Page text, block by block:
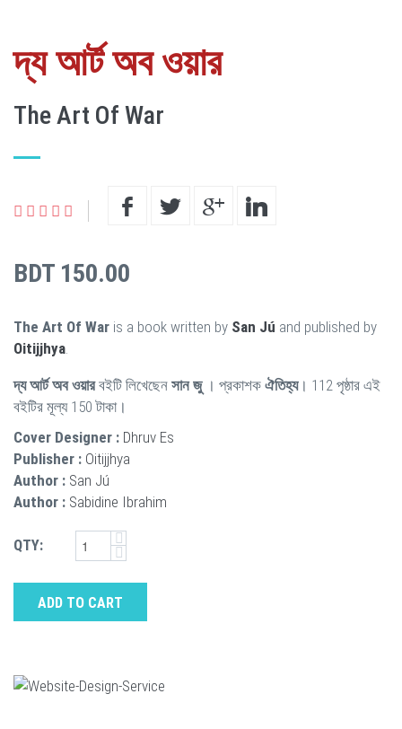
দ্য আর্ট অব ওয়ার
The Art Of War
BDT 150.00
The Art Of War is a book written by San Jú and published by
Oitijjhya
দ্য আর্ট অব ওয়ারবইটি লিখেছেন সান জু । প্রকাশক ঐতিহ্য। 112 পৃষ্ঠার এই
বইটির মূল্য 150 টাকা।
Cover Designer : Dhruv Es
Publisher : Oitijjhya
Author : San Jú
Author : Sabidine Ibrahim
QTY:
ADD TO CART